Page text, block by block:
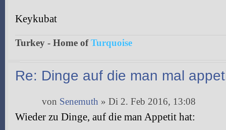
Keykubat
Turkey - Home ofTurquoise
Re: Dinge auf die man mal
von Senemuth » Di 2. Feb 2016, 13:08
Wieder zu Dinge, auf die man Appetit hat: